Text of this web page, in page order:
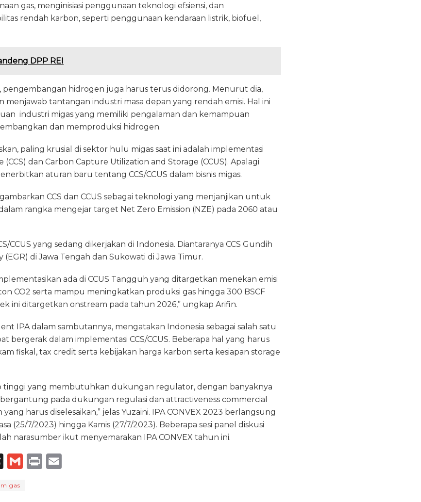
gas, menginisiasi penggunaan teknologi efsiensi, dan
rendah karbon, seperti penggunaan kendaraan listrik, biofuel,
DPP REI
pengembangan hidrogen juga harus terus didorong. Menurut dia,
menjawab tantangan industri masa depan yang rendah emisi. Hal ini
industri migas yang memiliki pengalaman dan kemampuan
dan memproduksi hidrogen.
paling krusial di sektor hulu migas saat ini adalah implementasi
dan Carbon Capture Utilization and Storage (CCUS). Apalagi
aturan baru tentang CCS/CCUS dalam bisnis migas.
CCS dan CCUS sebagai teknologi yang menjanjikan untuk
rangka mengejar target Net Zero Emission (NZE) pada 2060 atau
CCUS yang sedang dikerjakan di Indonesia. Diantaranya CCS Gundih
(EGR) di Jawa Tengah dan Sukowati di Jawa Timur.
ada di CCUS Tangguh yang ditargetkan menekan emisi
CO2 serta mampu meningkatkan produksi gas hingga 300 BSCF
ini ditargetkan onstream pada tahun 2026,” ungkap Arifin.
IPA dalam sambutannya, mengatakan Indonesia sebagai salah satu
bergerak dalam implementasi CCS/CCUS. Beberapa hal yang harus
fiskal, tax credit serta kebijakan harga karbon serta kesiapan storage
tinggi yang membutuhkan dukungan regulator, dengan banyaknya
bergantung pada dukungan regulasi dan attractiveness commercial
harus diselesaikan,” jelas Yuzaini. IPA CONVEX 2023 berlangsung
(25/7/2023) hingga Kamis (27/7/2023). Beberapa sesi panel diskusi
narasumber ikut menyemarakan IPA CONVEX tahun ini.
T
re
G P